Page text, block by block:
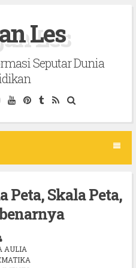
Les
Seputar Dunia
Peta, Skala Peta,
AULIA